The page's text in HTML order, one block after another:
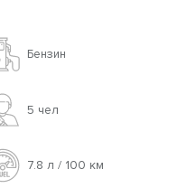
Бензин
5 чел
7.8 л / 100 км